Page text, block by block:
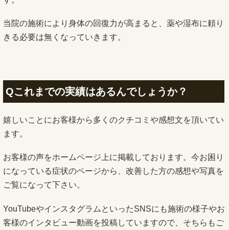
当院の施術により身体の回復力が高まると、薬や湿布に頼り
きる必要は無くなっていきます。
Qこれまでの実績はあるんでしょうか？
嬉しいことにお客様から多くのクチコミや感想文を頂いてい
ます。
お客様の声をホームページ上に掲載しております。今お困り
になっている症状のページから、改善した方の感想や写真を
ご覧になって下さい。
YouTubeやインスタグラムといったSNSにも施術の様子やお
客様のインタビュー動画を投稿していますので、そちらもご